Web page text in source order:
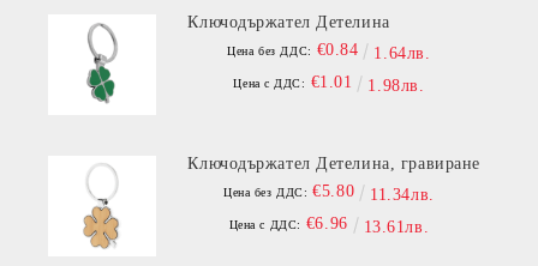
Ключодържател Детелина
Цена без ДДС: €0.84 1.64лв.
Цена с ДДС: €1.01 1.98лв.
Ключодържател Детелина, гравиране
Цена без ДДС: €5.80 11.34лв.
Цена с ДДС: €6.96 13.61лв.